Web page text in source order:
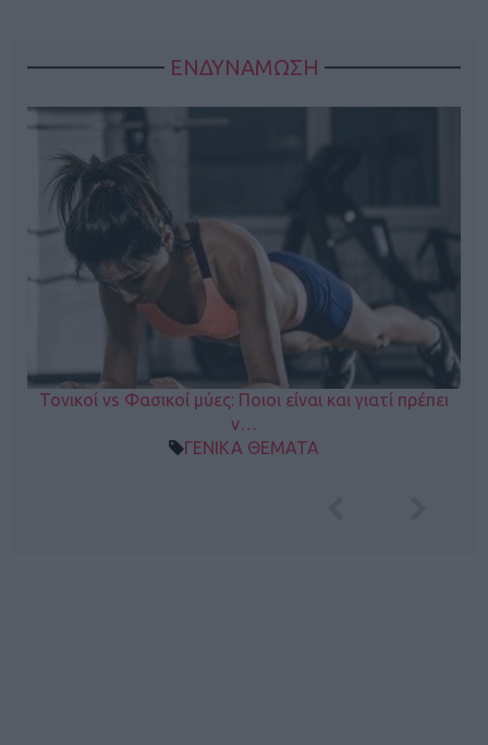
ΕΝΔΥΝΑΜΩΣΗ
Τονικοί vs Φασικοί μύες: Ποιοι είναι και γιατί πρέπει
ν…
ΓΕΝΙΚΑ ΘΕΜΑΤΑ